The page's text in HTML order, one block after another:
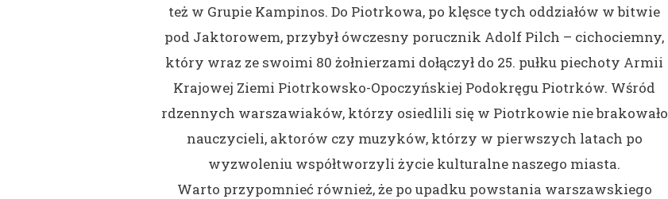
też w Grupie Kampinos. Do Piotrkowa, po klęsce tych oddziałów w bitwie
pod Jaktorowem, przybył ówczesny porucznik Adolf Pilch – cichociemny,
który wraz ze swoimi 80 żołnierzami dołączył do 25. pułku piechoty Armii
Krajowej Ziemi Piotrkowsko-Opoczyńskiej Podokręgu Piotrków. Wśród
rdzennych warszawiaków, którzy osiedlili się w Piotrkowie nie brakowało
nauczycieli, aktorów czy muzyków, którzy w pierwszych latach po
wyzwoleniu współtworzyli życie kulturalne naszego miasta.
Warto przypomnieć również, że po upadku powstania warszawskiego